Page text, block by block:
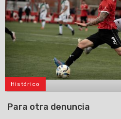
Histórico
Para otra denuncia